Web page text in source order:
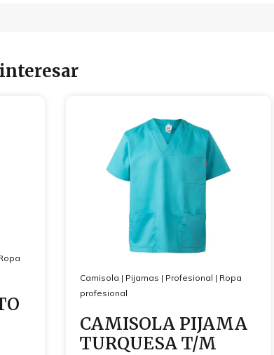
Camisola | Pijamas | Profesional | Ropa
profesional
CAMISOLA PIJAMA
TURQUESA T/M